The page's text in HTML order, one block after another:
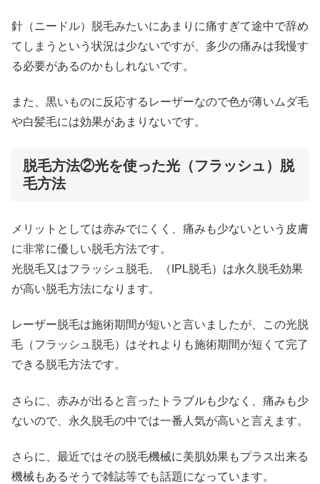
針（ニードル）脱毛みたいにあまりに痛すぎて途中で辞め
てしまうという状況は少ないですが、多少の痛みは我慢す
る必要があるのかもしれないです。
また、黒いものに反応するレーザーなので色が薄いムダ毛
や白髪毛には効果があまりないです。
脱毛方法②光を使った光（フラッシュ）脱
毛方法
メリットとしては赤みでにくく、痛みも少ないという皮膚
に非常に優しい脱毛方法です。
光脱毛又はフラッシュ脱毛、（IPL脱毛）は永久脱毛効果
が高い脱毛方法になります。
レーザー脱毛は施術期間が短いと言いましたが、この光脱
毛（フラッシュ脱毛）はそれよりも施術期間が短くて完了
できる脱毛方法です。
さらに、赤みが出ると言ったトラブルも少なく、痛みも少
ないので、永久脱毛の中では一番人気が高いと言えます。
さらに、最近ではその脱毛機械に美肌効果もプラス出来る
機械もあるそうで雑誌等でも話題になっています。